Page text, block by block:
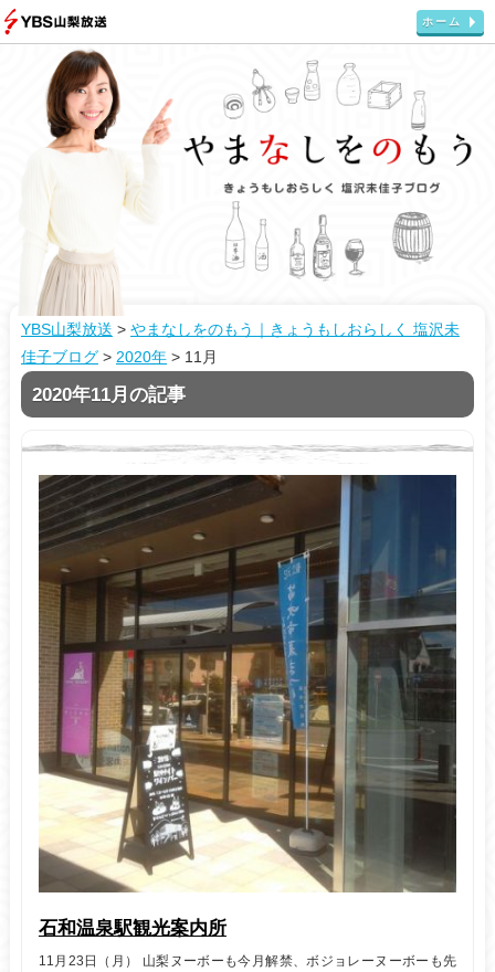
ホーム
YBS山梨放送 > やまなしをのもう｜きょうもしおらしく 塩沢未
佳子ブログ> 2020年> 11月
2020年11月の記事
石和温泉駅観光案内所
11月23日（月） 山梨ヌーボーも今月解禁、ボジョレーヌーボーも先